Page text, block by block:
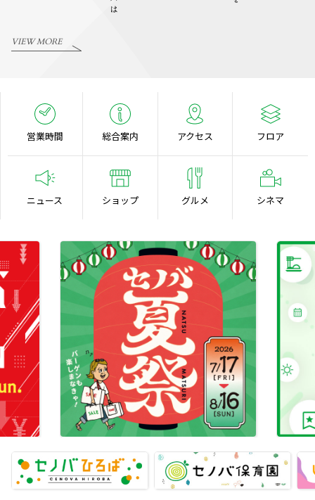
VIEW MORE
営業時間 総合案内 アクセス フロア
ニュース ショップ グルメ シネマ